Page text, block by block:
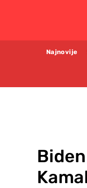
Najnovije